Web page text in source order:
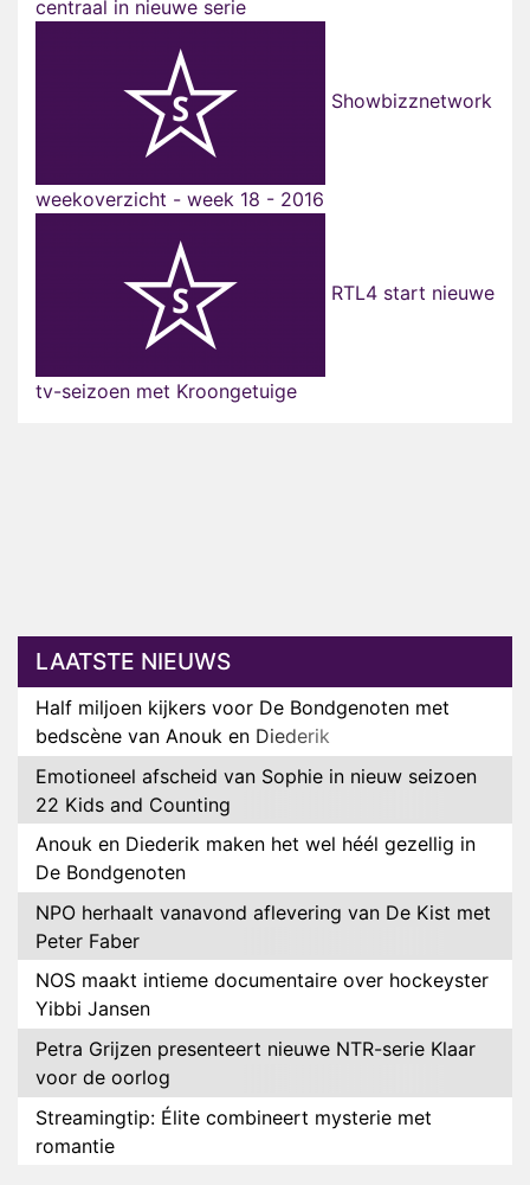
centraal in nieuwe serie
Showbizznetwork
weekoverzicht - week 18 - 2016
RTL4 start nieuwe
tv-seizoen met Kroongetuige
LAATSTE NIEUWS
Half miljoen kijkers voor De Bondgenoten met
bedscène van Anouk en Diederik
Emotioneel afscheid van Sophie in nieuw seizoen
22 Kids and Counting
Anouk en Diederik maken het wel héél gezellig in
De Bondgenoten
NPO herhaalt vanavond aflevering van De Kist met
Peter Faber
NOS maakt intieme documentaire over hockeyster
Yibbi Jansen
Petra Grijzen presenteert nieuwe NTR-serie Klaar
voor de oorlog
Streamingtip: Élite combineert mysterie met
romantie